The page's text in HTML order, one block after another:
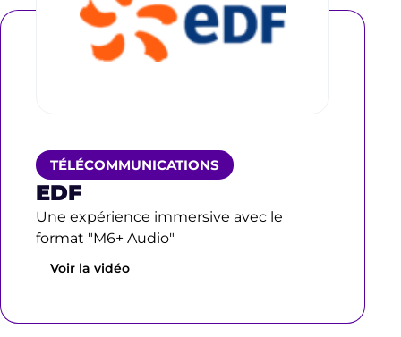
TÉLÉCOMMUNICATIONS
EDF
Une expérience immersive avec le
format "M6+ Audio"
Voir la vidéo